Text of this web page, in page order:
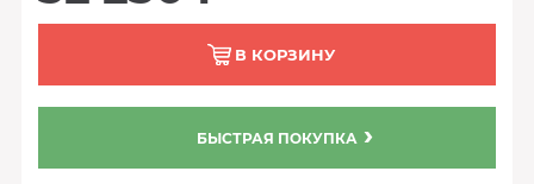
В КОРЗИНУ
БЫСТРАЯ ПОКУПКА